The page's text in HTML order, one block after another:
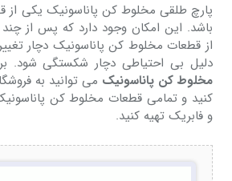
پارچ طلقی مخلوط کن پاناسونیک یکی از
باشد. این امکان وجود دارد که پس از چند
از قطعات مخلوط کن پاناسونیک دچار
دلیل بی احتیاطی دچار شکستگی شود.
مخلوط کن پاناسونیک می توانید به
کنید و تمامی قطعات مخلوط کن
و فابریک تهیه کنید.